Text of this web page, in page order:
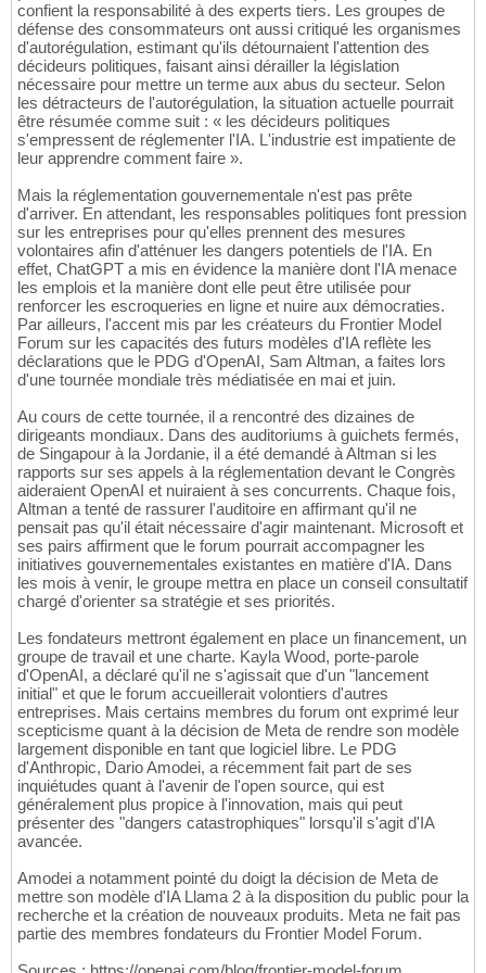
confient la responsabilité à des experts tiers. Les groupes de
défense des consommateurs ont aussi critiqué les organismes
d'autorégulation, estimant qu'ils détournaient l'attention des
décideurs politiques, faisant ainsi dérailler la législation
nécessaire pour mettre un terme aux abus du secteur. Selon
les détracteurs de l'autorégulation, la situation actuelle pourrait
être résumée comme suit : « les décideurs politiques
s'empressent de réglementer l'IA. L'industrie est impatiente de
leur apprendre comment faire ».
Mais la réglementation gouvernementale n'est pas prête
d'arriver. En attendant, les responsables politiques font pression
sur les entreprises pour qu'elles prennent des mesures
volontaires afin d'atténuer les dangers potentiels de l'IA. En
effet, ChatGPT a mis en évidence la manière dont l'IA menace
les emplois et la manière dont elle peut être utilisée pour
renforcer les escroqueries en ligne et nuire aux démocraties.
Par ailleurs, l'accent mis par les créateurs du Frontier Model
Forum sur les capacités des futurs modèles d'IA reflète les
déclarations que le PDG d'OpenAI, Sam Altman, a faites lors
d'une tournée mondiale très médiatisée en mai et juin.
Au cours de cette tournée, il a rencontré des dizaines de
dirigeants mondiaux. Dans des auditoriums à guichets fermés,
de Singapour à la Jordanie, il a été demandé à Altman si les
rapports sur ses appels à la réglementation devant le Congrès
aideraient OpenAI et nuiraient à ses concurrents. Chaque fois,
Altman a tenté de rassurer l'auditoire en affirmant qu'il ne
pensait pas qu'il était nécessaire d'agir maintenant. Microsoft et
ses pairs affirment que le forum pourrait accompagner les
initiatives gouvernementales existantes en matière d'IA. Dans
les mois à venir, le groupe mettra en place un conseil consultatif
chargé d'orienter sa stratégie et ses priorités.
Les fondateurs mettront également en place un financement, un
groupe de travail et une charte. Kayla Wood, porte-parole
d'OpenAI, a déclaré qu'il ne s'agissait que d'un "lancement
initial" et que le forum accueillerait volontiers d'autres
entreprises. Mais certains membres du forum ont exprimé leur
scepticisme quant à la décision de Meta de rendre son modèle
largement disponible en tant que logiciel libre. Le PDG
d'Anthropic, Dario Amodei, a récemment fait part de ses
inquiétudes quant à l'avenir de l'open source, qui est
généralement plus propice à l'innovation, mais qui peut
présenter des "dangers catastrophiques" lorsqu'il s'agit d'IA
avancée.
Amodei a notamment pointé du doigt la décision de Meta de
mettre son modèle d'IA Llama 2 à la disposition du public pour la
recherche et la création de nouveaux produits. Meta ne fait pas
partie des membres fondateurs du Frontier Model Forum.